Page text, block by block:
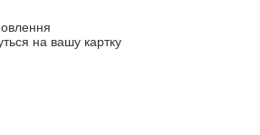
на вашу картку